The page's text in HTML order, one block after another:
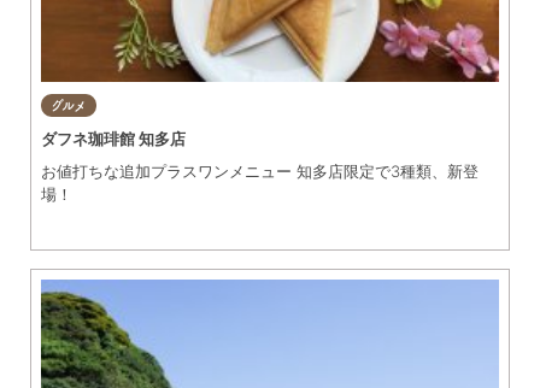
グルメ
ダフネ珈琲館 知多店
お値打ちな追加プラスワンメニュー 知多店限定で3種類、新登
場！